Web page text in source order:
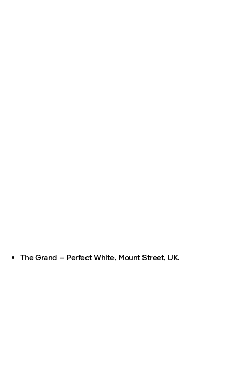
The Grand – Perfect White, Mount Street, UK.